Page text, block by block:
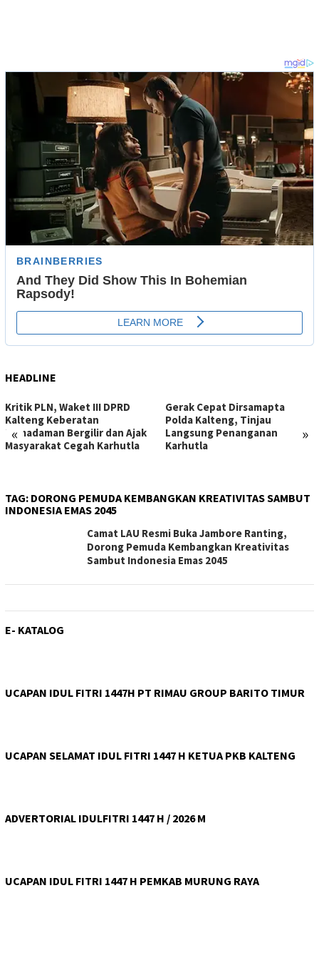
HEADLINE
« »
Gerak Cepat Dirsamapta
Polda Kalteng, Tinjau
Langsung Penanganan
Karhutla
DPPI Kalteng Periode 2026–
2030 Dilantik, 54 Calon
Paskibraka Mulai Digembleng
Menuju Upacara HUT RI ke-
TAG: DORONG PEMUDA KEMBANGKAN KREATIVITAS SAMBUT
INDONESIA EMAS 2045
Camat LAU Resmi Buka Jambore Ranting,
Dorong Pemuda Kembangkan Kreativitas
Sambut Indonesia Emas 2045
E- KATALOG
UCAPAN IDUL FITRI 1447H PT RIMAU GROUP BARITO TIMUR
UCAPAN SELAMAT IDUL FITRI 1447 H KETUA PKB KALTENG
ADVERTORIAL IDULFITRI 1447 H / 2026 M
UCAPAN IDUL FITRI 1447 H PEMKAB MURUNG RAYA